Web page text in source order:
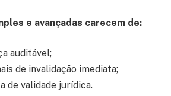
e avançadas carecem de:
auditável;
de invalidação imediata;
de validade jurídica.